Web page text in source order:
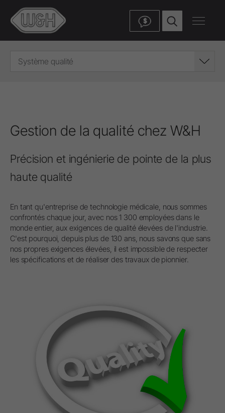
$
Système qualité
Gestion de la qualité chez W&H
Précision et ingénierie de pointe de la plus
haute qualité
En tant qu'entreprise de technologie médicale, nous sommes
confrontés chaque jour, avec nos 1 300 employées dans le
monde entier, aux exigences de qualité élevées de l'industrie.
C'est pourquoi, depuis plus de 130 ans, nous savons que sans
nos propres exigences élevées, il est impossible de respecter
les spécifications et de réaliser des travaux de pionnier.